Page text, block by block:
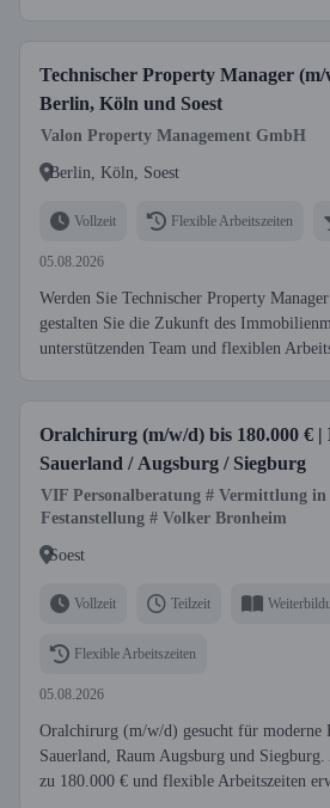
Technischer Property Manager
Berlin, Köln und Soest
Valon Property Management GmbH
Berlin, Köln, Soest
Vollzeit Flexible Arbeitszeiten
05.08.2026
Werden Sie Technischer Property
gestalten Sie die Zukunft des
unterstützenden Team und flexiblen
Oralchirurg (m/w/d) bis 180.000 € |
Sauerland / Augsburg / Siegburg
VIF Personalberatung # Vermittlung in
Festanstellung # Volker Bronheim
Soest
Vollzeit Teilzeit
Flexible Arbeitszeiten
05.08.2026
Oralchirurg (m/w/d) gesucht für moderne
Sauerland, Raum Augsburg und
zu 180.000 € und flexible Arbeitszeiten